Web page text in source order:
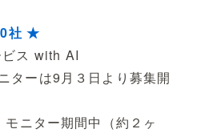
社 ★
ビス with AI
ターは9月３日より募集開
モニター期間中（約２ヶ